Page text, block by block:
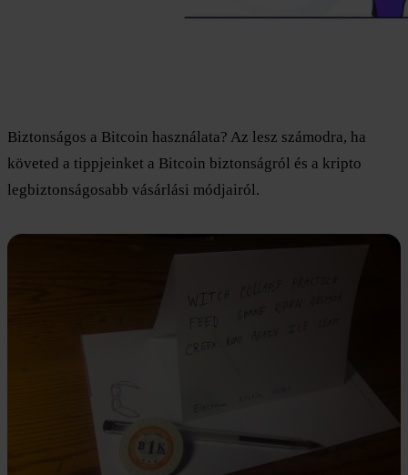
Biztonságos a Bitcoin használata? Az lesz számodra, ha
követed a tippjeinket a Bitcoin biztonságról és a kripto
legbiztonságosabb vásárlási módjairól.